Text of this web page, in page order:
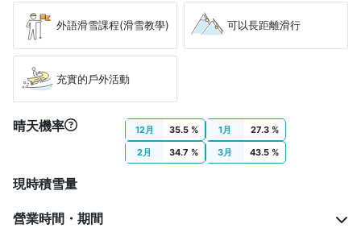
外語滑雪課程(滑雪教學) 可以長距離滑行
充實的戶外活動
晴天機率 12月 35.5 % 1月
27.3 %
2月
34.7 % 3月 43.5 %
現時積雪量
營業時間・期間